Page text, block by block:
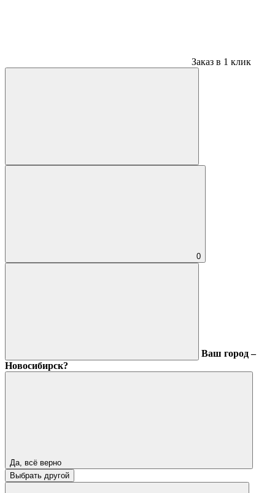
Заказ в 1 клик
0
Ваш город –
Новосибирск?
Да, всё верно
Выбрать другой